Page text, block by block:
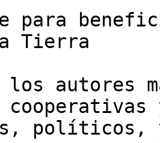
para
Tierra
los autores
cooperativas
políticos,